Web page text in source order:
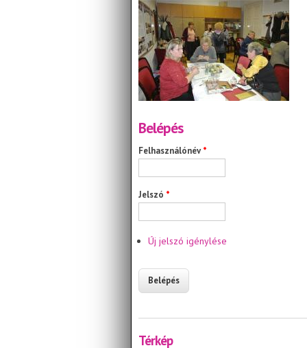
Belépés
Felhasználónév*
Jelszó *
Új jelszó igénylése
Térkép